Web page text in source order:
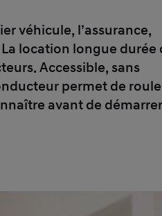
véhicule, l’assurance,
La location longue durée
Accessible, sans
permet de
avant de